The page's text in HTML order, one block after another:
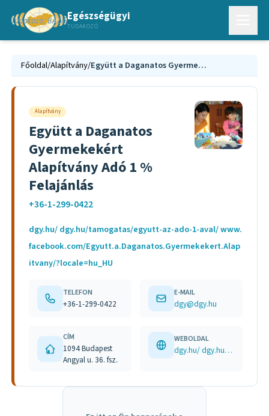
Egészségügyi
TUDAKOZÓ
Főoldal/Alapítvány/ Együtt a Daganatos Gyermekekért Alapítvány Adó 1 % Felajánlás
Alapítvány
Együtt a Daganatos
Gyermekekért
Alapítvány Adó 1 %
Felajánlás
+36-1-299-0422
dgy.hu/ dgy.hu/tamogatas/egyutt-az-ado-1-aval/ www.
facebook.com/Egyutt.a.Daganatos.Gyermekekert.Alap
itvany/?locale=hu_HU
TELEFON
+36-1-299-0422
E-MAIL
dgy@dgy.hu
CÍM
1094 Budapest
Angyal u. 36. fsz.
WEBOLDAL
dgy.hu/ dgy.hu/tamogatas/egyutt-az-ado-1-aval/ www.facebook.com/Egyutt.a.Daganatos.Gyermekekert.Alapitvany/?locale=hu_HU